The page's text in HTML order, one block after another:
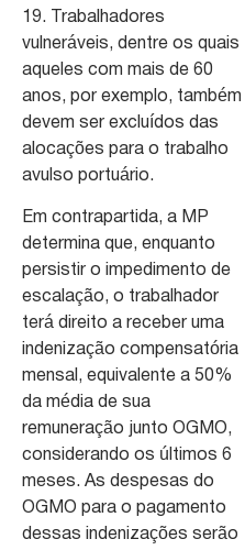
19. Trabalhadores
vulneráveis, dentre os quais
aqueles com mais de 60
anos, por exemplo, também
devem ser excluídos das
alocações para o trabalho
avulso portuário.
Em contrapartida, a MP
determina que, enquanto
persistir o impedimento de
escalação, o trabalhador
terá direito a receber uma
indenização compensatória
mensal, equivalente a 50%
da média de sua
remuneração junto OGMO,
considerando os últimos 6
meses. As despesas do
OGMO para o pagamento
dessas indenizações serão